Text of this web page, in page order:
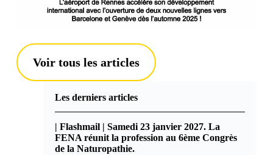
Voir tous les articles
Les derniers articles
| Flashmail | Samedi 23 janvier 2027. La
FENA réunit la profession au 6ème Congrès
de la Naturopathie.